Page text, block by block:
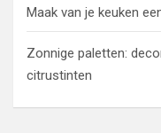
Maak van je keuken
Zonnige paletten:
citrustinten